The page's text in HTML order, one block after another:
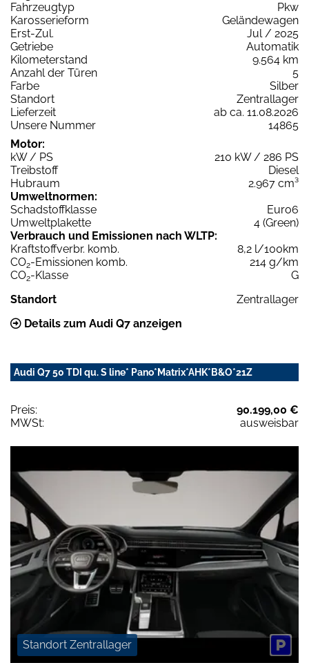
Fahrzeugtyp
Pkw
Karosserieform
Geländewagen
Erst-Zul.
Jul / 2025
Getriebe
Automatik
Kilometerstand
9.564 km
Anzahl der Türen
5
Farbe
Silber
Standort
Zentrallager
Lieferzeit
ab ca. 11.08.2026
Unsere Nummer
14865
Motor:
kW / PS
210 kW / 286 PS
Treibstoff
Diesel
Hubraum
2.967 cm³
Umweltnormen:
Schadstoffklasse
Euro6
Umweltplakette
4 (Green)
Verbrauch und Emissionen nach WLTP:
Kraftstoffverbr. komb.
8,2 l/100km
CO2-Emissionen komb.
214 g/km
CO2-Klasse
G
Standort
Zentrallager
Details zum Audi Q7 anzeigen
Audi Q7 50 TDI qu. S line* Pano*Matrix*AHK*B&O*21Z
Preis:
90.199,00 €
MWSt:
ausweisbar
Standort Zentrallager